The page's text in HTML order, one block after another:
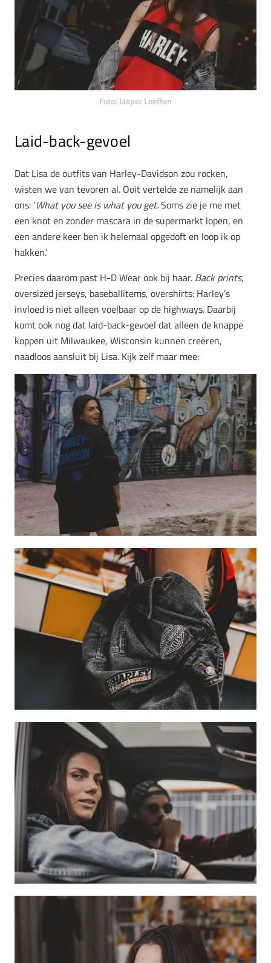
Foto: Jasper Loeffen
Laid-back-gevoel
Dat Lisa de outfits van Harley-Davidson zou rocken,
wisten we van tevoren al. Ooit vertelde ze namelijk aan
ons: ‘What you see is what you get.Soms zie je me met
een knot en zonder mascara in de supermarkt lopen, en
een andere keer ben ik helemaal opgedoft en loop ik op
hakken.’
Precies daarom past H-D Wear ook bij haar. Back prints,
oversized jerseys, baseballitems, overshirts: Harley’s
invloed is niet alleen voelbaar op de highways. Daarbij
komt ook nog dat laid-back-gevoel dat alleen de knappe
koppen uit Milwaukee, Wisconsin kunnen creëren,
naadloos aansluit bij Lisa. Kijk zelf maar mee: